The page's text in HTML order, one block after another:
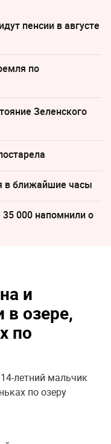
пенсии в августе
по
Зеленского
в ближайшие часы
000 напомнили о
и
в озере,
по
летний мальчик
по озеру